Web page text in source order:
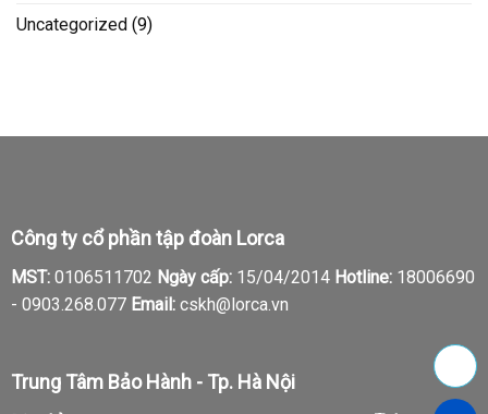
Uncategorized (9)
Công ty cổ phần tập đoàn Lorca
MST:0106511702 Ngày cấp:15/04/2014 Hotline:18006690
- 0903.268.077 Email:cskh@lorca.vn
Trung Tâm Bảo Hành - Tp. Hà Nội